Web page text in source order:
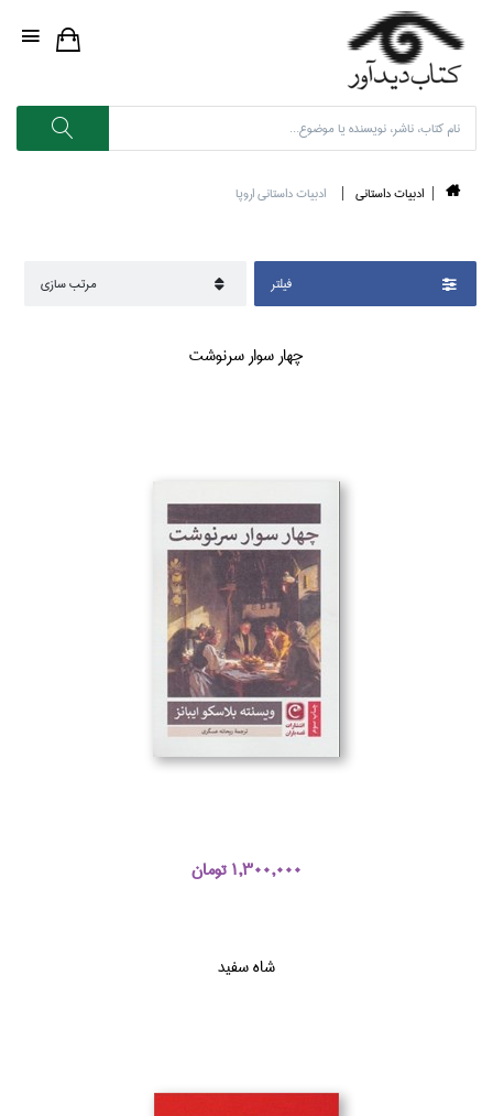
ادبيات داستاني ادبيات داستاني اروپا
فيلتر مرتب سازي
چهار سوار سرنوشت
1,300,000 تومان
شاه سفيد